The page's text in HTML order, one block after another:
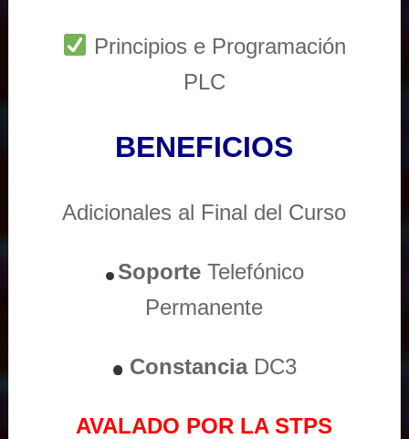
Principios e Programación
PLC
BENEFICIOS
Adicionales al Final del Curso
Soporte Telefónico
Permanente
ConstanciaDC3
AVALADO POR LA STPS